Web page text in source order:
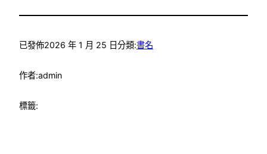
已發佈2026 年 1 月 25 日分類:書名
作者:admin
標籤: